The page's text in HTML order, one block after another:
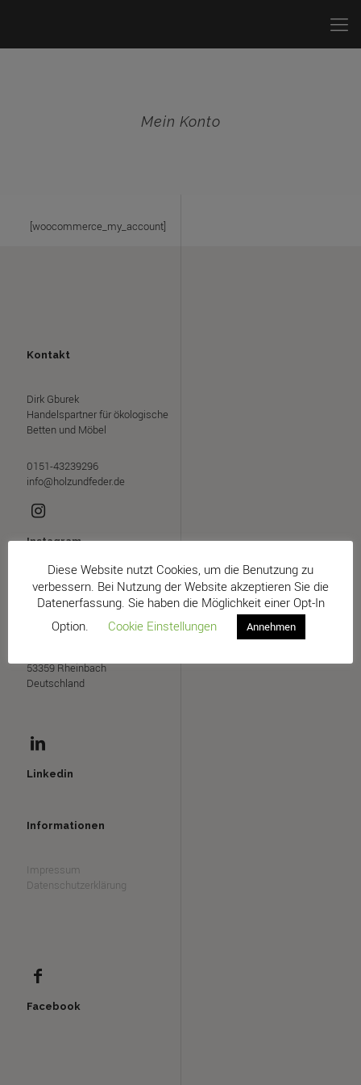
Mein Konto
[woocommerce_my_account]
Kontakt
Dirk Gburek
Handelspartner für ökologische
Betten und Möbel
0151-43239296
info@holzundfeder.de
Instagram
Adresse
53359 Rheinbach
Deutschland
Linkedin
Informationen
Impressum
Datenschutzerklärung
Facebook
Diese Website nutzt Cookies, um die Benutzung zu
verbessern. Bei Nutzung der Website akzeptieren Sie die
Datenerfassung. Sie haben die Möglichkeit einer Opt-In
Option.
Cookie Einstellungen Annehmen